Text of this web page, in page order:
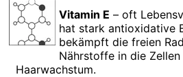
Vitamin E – oft
hat stark antioxidative
bekämpft die freien
Nährstoffe in die
Haarwachstum.